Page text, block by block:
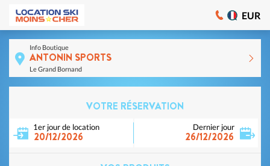
EUR
Info Boutique
ANTONIN SPORTS
Le Grand Bornand
VOTRE RÉSERVATION
20/12/2026
1er jour de location
26/12/2026
Dernier jour